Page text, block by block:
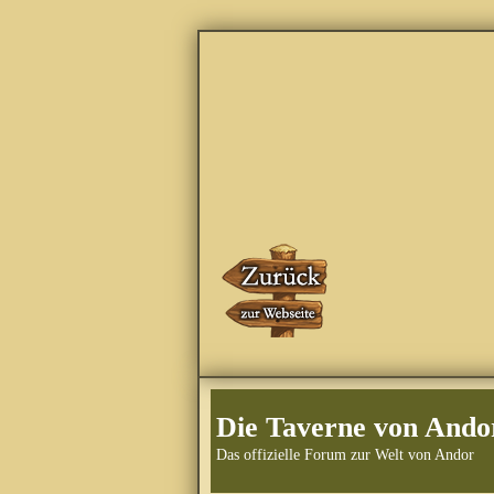
Die Taverne von
Das offizielle Forum zur Welt von Andor